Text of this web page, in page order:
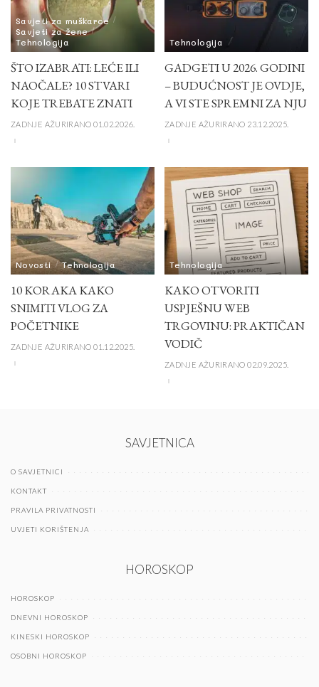
Savjeti za muškarce
Savjeti za žene
Tehnologija
ŠTO IZABRATI: LEĆE ILI
NAOČALE? 10 STVARI
KOJE TREBATE ZNATI
ZADNJE AŽURIRANO 01.02.2026.
Tehnologija
GADGETI U 2026. GODINI
– BUDUĆNOST JE OVDJE,
A VI STE SPREMNI ZA NJU
ZADNJE AŽURIRANO 23.12.2025.
Novosti Tehnologija
10 KORAKA KAKO
SNIMITI VLOG ZA
POČETNIKE
ZADNJE AŽURIRANO 01.12.2025.
Tehnologija
KAKO OTVORITI
USPJEŠNU WEB
TRGOVINU: PRAKTIČAN
VODIČ
ZADNJE AŽURIRANO 02.09.2025.
SAVJETNICA
O SAVJETNICI
KONTAKT
PRAVILA PRIVATNOSTI
UVJETI KORIŠTENJA
HOROSKOP
HOROSKOP
DNEVNI HOROSKOP
KINESKI HOROSKOP
OSOBNI HOROSKOP